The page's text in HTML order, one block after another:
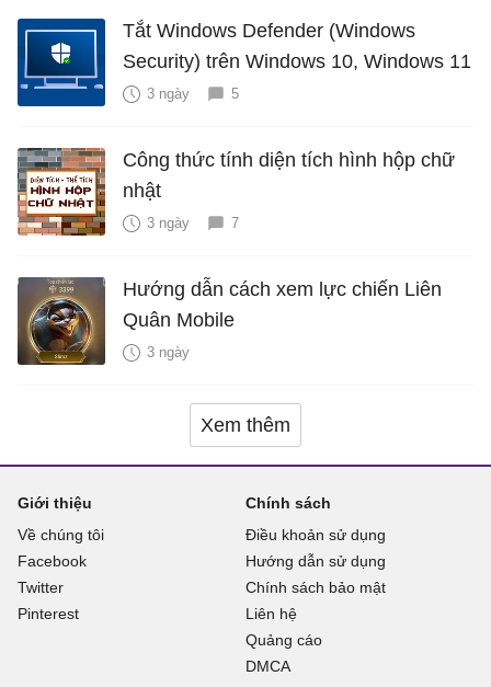
Tắt Windows Defender (Windows
Security) trên Windows 10, Windows 11
3 ngày 5
Công thức tính diện tích hình hộp chữ
nhật
3 ngày 7
Hướng dẫn cách xem lực chiến Liên
Quân Mobile
3 ngày
Xem thêm
Giới thiệu
Về chúng tôi
Facebook
Twitter
Pinterest
Chính sách
Điều khoản sử dụng
Hướng dẫn sử dụng
Chính sách bảo mật
Liên hệ
Quảng cáo
DMCA